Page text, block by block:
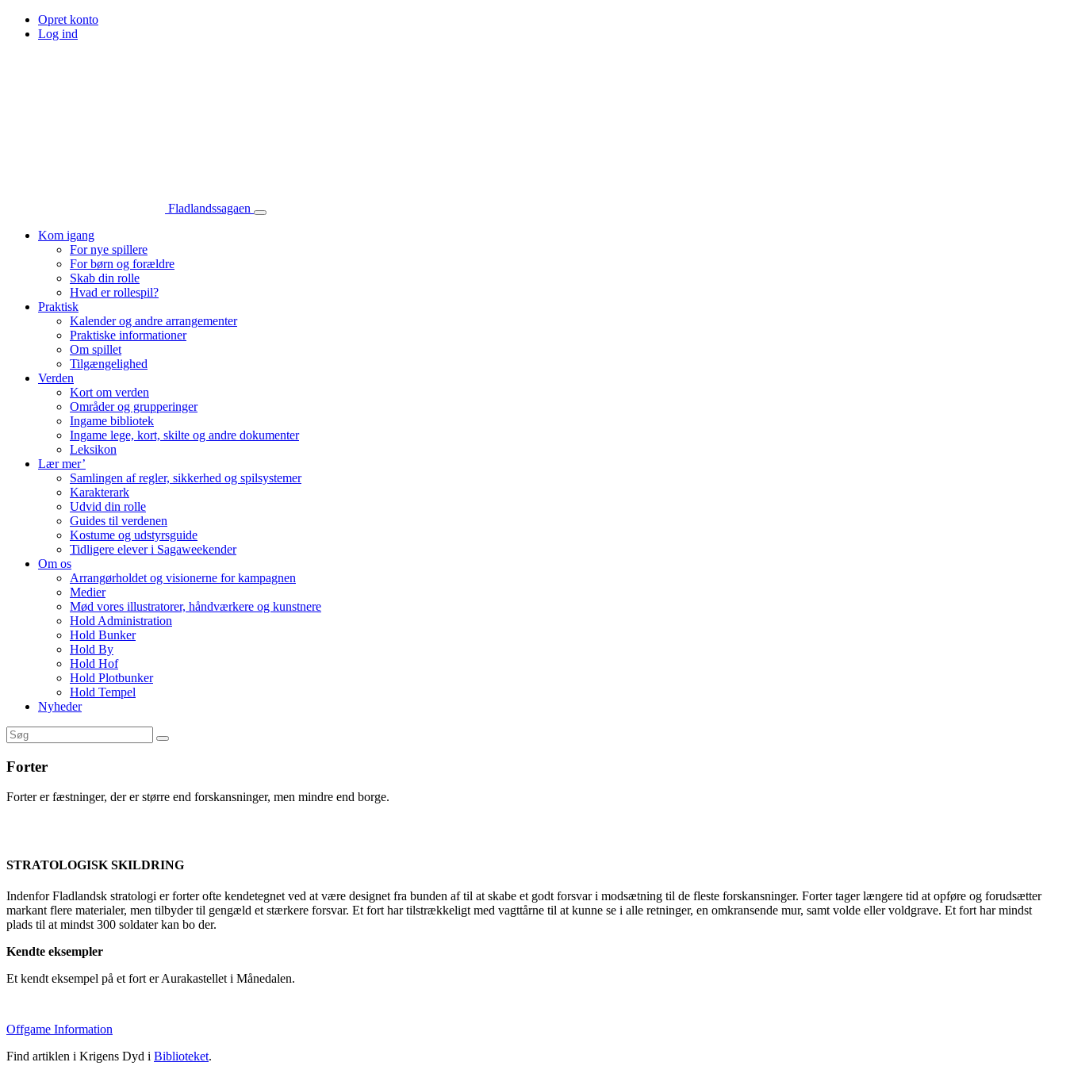
Opret konto
Log ind
Fladlandssagaen
Kom igang
For nye spillere
For børn og forældre
Skab din rolle
Hvad er rollespil?
Praktisk
Kalender og andre arrangementer
Praktiske informationer
Om spillet
Tilgængelighed
Verden
Kort om verden
Områder og grupperinger
Ingame bibliotek
Ingame lege, kort, skilte og andre dokumenter
Leksikon
Lær mer’
Samlingen af regler, sikkerhed og spilsystemer
Karakterark
Udvid din rolle
Guides til verdenen
Kostume og udstyrsguide
Tidligere elever i Sagaweekender
Om os
Arrangørholdet og visionerne for kampagnen
Medier
Mød vores illustratorer, håndværkere og kunstnere
Hold Administration
Hold Bunker
Hold By
Hold Hof
Hold Plotbunker
Hold Tempel
Nyheder
Forter
Forter er fæstninger, der er større end forskansninger, men mindre end borge.
STRATOLOGISK SKILDRING
Indenfor Fladlandsk stratologi er forter ofte kendetegnet ved at være designet fra bunden af til at skabe et godt forsvar i modsætning til de fleste forskansninger. Forter tager længere tid at opføre og forudsætter
markant flere materialer, men tilbyder til gengæld et stærkere forsvar. Et fort har tilstrækkeligt med vagttårne til at kunne se i alle retninger, en omkransende mur, samt volde eller voldgrave. Et fort har mindst
plads til at mindst 300 soldater kan bo der.
Kendte eksempler
Et kendt eksempel på et fort er Aurakastellet i Månedalen.
Offgame Information
Find artiklen i Krigens Dyd i Biblioteket.